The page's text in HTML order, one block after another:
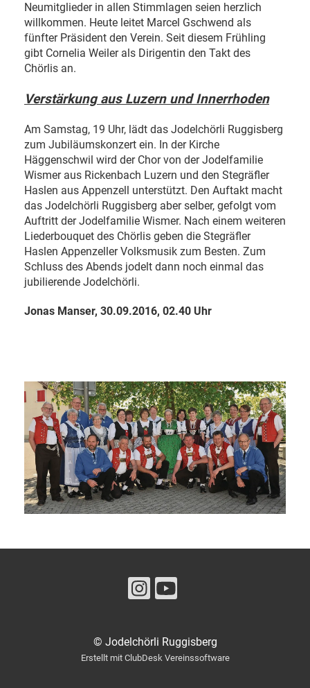
Neumitglieder in allen Stimmlagen seien herzlich
willkommen. Heute leitet Marcel Gschwend als
fünfter Präsident den Verein. Seit diesem Frühling
gibt Cornelia Weiler als Dirigentin den Takt des
Chörlis an.
Verstärkung aus Luzern und Innerrhoden
Am Samstag, 19 Uhr, lädt das Jodelchörli Ruggisberg
zum Jubiläumskonzert ein. In der Kirche
Häggenschwil wird der Chor von der Jodelfamilie
Wismer aus Rickenbach Luzern und den Stegräfler
Haslen aus Appenzell unterstützt. Den Auftakt macht
das Jodelchörli Ruggisberg aber selber, gefolgt vom
Auftritt der Jodelfamilie Wismer. Nach einem weiteren
Liederbouquet des Chörlis geben die Stegräfler
Haslen Appenzeller Volksmusik zum Besten. Zum
Schluss des Abends jodelt dann noch einmal das
jubilierende Jodelchörli.
Jonas Manser, 30.09.2016, 02.40 Uhr
© Jodelchörli Ruggisberg
Erstellt mit ClubDesk Vereinssoftware